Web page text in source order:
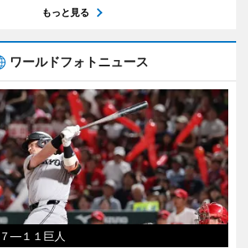
もっと見る
ワールドフォトニュース
―１１巨人